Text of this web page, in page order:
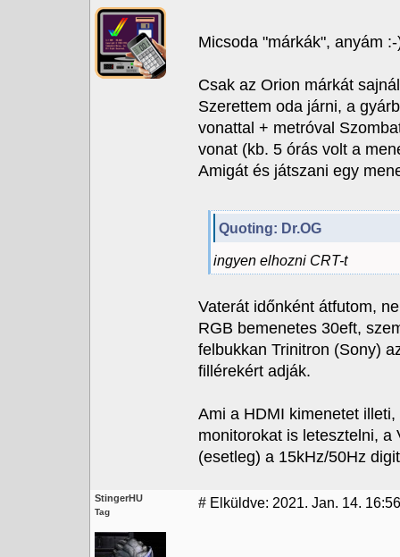
Micsoda "márkák", anyám
Csak az Orion márkát
Szerettem oda járni, a
vonattal + metróval
vonat (kb. 5 órás volt a
Amigát és játszani egy
Quoting: Dr.OG
ingyen elhozni CRT-t
Vaterát időnként átfutom,
RGB bemenetes 30eft,
felbukkan Trinitron (Sony)
fillérekért adják.
Ami a HDMI kimenetet
monitorokat is letesztelni, a
(esetleg) a 15kHz/50Hz
StingerHU
Tag
# Elküldve: 2021. Jan. 14. 16:56